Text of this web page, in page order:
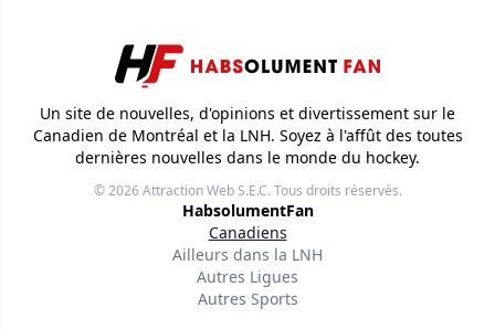
Un site de nouvelles, d'opinions et divertissement sur le
Canadien de Montréal et la LNH. Soyez à l'affût des toutes
dernières nouvelles dans le monde du hockey.
© 2026Attraction Web S.E.C.Tous droits réservés.
HabsolumentFan
Canadiens
Ailleurs dans la LNH
Autres Ligues
Autres Sports